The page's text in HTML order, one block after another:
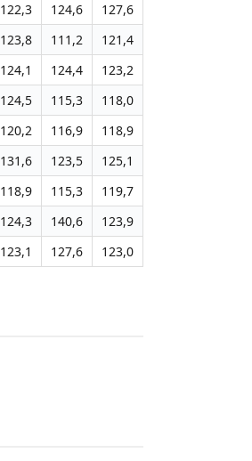
122,3 124,6
127,6
123,8 111,2
121,4
124,1 124,4
123,2
124,5 115,3
118,0
120,2 116,9
118,9
131,6 123,5
125,1
118,9 115,3
119,7
124,3 140,6
123,9
123,1 127,6 123,0